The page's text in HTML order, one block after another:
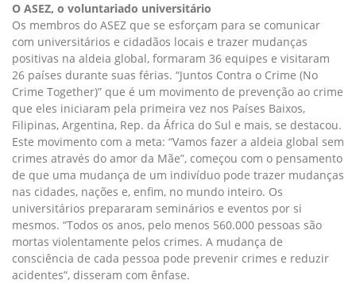
O ASEZ, o voluntariado universitário
Os membros do ASEZ que se esforçam para se comunicar
com universitários e cidadãos locais e trazer mudanças
positivas na aldeia global, formaram 36 equipes e visitaram
26 países durante suas férias. “Juntos Contra o Crime (No
Crime Together)” que é um movimento de prevenção ao crime
que eles iniciaram pela primeira vez nos Países Baixos,
Filipinas, Argentina, Rep. da África do Sul e mais, se destacou.
Este movimento com a meta: “Vamos fazer a aldeia global sem
crimes através do amor da Mãe”, começou com o pensamento
de que uma mudança de um indivíduo pode trazer mudanças
nas cidades, nações e, enfim, no mundo inteiro. Os
universitários prepararam seminários e eventos por si
mesmos. “Todos os anos, pelo menos 560.000 pessoas são
mortas violentamente pelos crimes. A mudança de
consciência de cada pessoa pode prevenir crimes e reduzir
acidentes”, disseram com ênfase.